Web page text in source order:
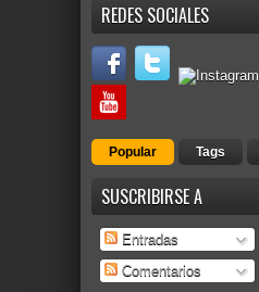
REDES SOCIALES
Popular Tags
SUSCRIBIRSE A
Entradas
Comentarios